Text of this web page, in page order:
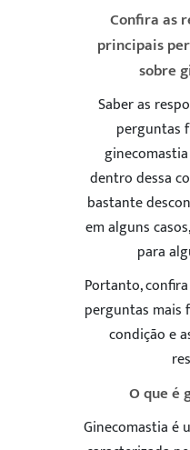
Confira as
principais
sobre
Saber as
perguntas
dentro dessa
bastante
em alguns
para
Portanto,
perguntas mais
condição e
O que é
Ginecomastia é